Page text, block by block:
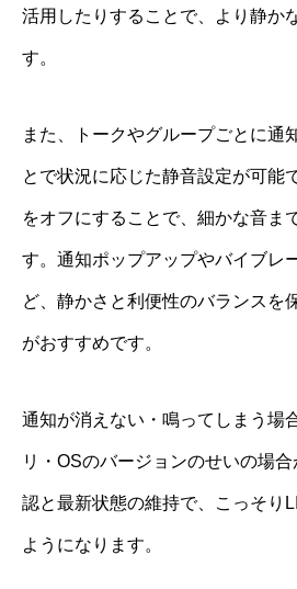
活用したりすることで、より静か
す。
また、トークやグループごとに通
とで状況に応じた静音設定が可能
をオフにすることで、細かな音ま
す。通知ポップアップやバイブレ
ど、静かさと利便性のバランスを
がおすすめです。
通知が消えない・鳴ってしまう場
リ・OSのバージョンのせいの場
認と最新状態の維持で、こっそり
ようになります。